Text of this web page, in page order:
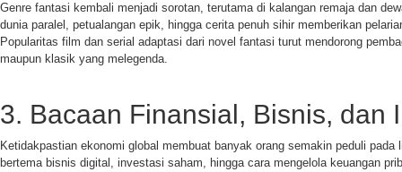
Genre fantasi kembali menjadi sorotan, terutama di kalangan remaja dan
dunia paralel, petualangan epik, hingga cerita penuh sihir memberikan
Popularitas film dan serial adaptasi dari novel fantasi turut mendorong
maupun klasik yang melegenda.
3. Bacaan Finansial, Bisnis, dan
Ketidakpastian ekonomi global membuat banyak orang semakin peduli pada
bertema bisnis digital, investasi saham, hingga cara mengelola keuangan